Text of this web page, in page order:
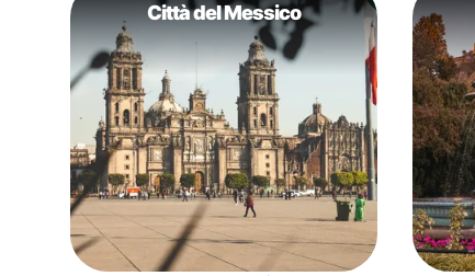
Città del Messico